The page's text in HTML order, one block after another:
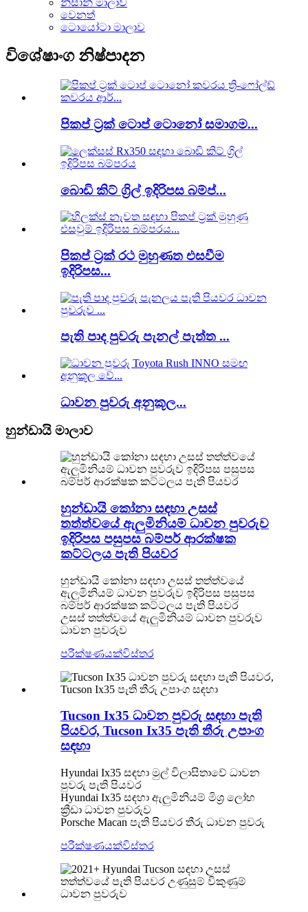
වෙනත්
ටොයෝටා මාලාව
විශේෂාංග නිෂ්පාදන
පිකප් ට්‍රක් ටොප් ටොනෝ සමාගම...
බොඩි කිට් ග්‍රිල් ඉදිරිපස බම්ප්...
පිකප් ට්‍රක් රථ මුහුණත එසවීම
ඉදිරිපස...
පැති පාද පුවරු පැනල් පැත්ත ...
ධාවන පුවරු අනුකූල...
හුන්ඩායි මාලාව
හුන්ඩායි කෝනා සඳහා උසස්
තත්ත්වයේ ඇලුමිනියම් ධාවන පුවරුව
ඉදිරිපස පසුපස බම්පර් ආරක්ෂක
කට්ටලය පැති පියවර
හුන්ඩායි කෝනා සඳහා උසස් තත්ත්වයේ
ඇලුමිනියම් ධාවන පුවරුව ඉදිරිපස පසුපස
බම්පර් ආරක්ෂක කට්ටලය පැති පියවර
උසස් තත්ත්වයේ ඇලුමිනියම් ධාවන පුවරුව
ධාවන පුවරුව
පරීක්ෂණයක්විස්තර
Tucson Ix35 ධාවන පුවරු සඳහා පැති
පියවර, Tucson Ix35 පැති තීරු උපාංග
සඳහා
Hyundai Ix35 සඳහා මුල් විලාසිතාවේ ධාවන
පුවරු පැති පියවර
Hyundai Ix35 සඳහා ඇලුමිනියම් මිශ්‍ර ලෝහ
ක්‍රීඩා ධාවන පුවරුව
Porsche Macan පැති පියවර තීරු ධාවන පුවරු
පරීක්ෂණයක්විස්තර